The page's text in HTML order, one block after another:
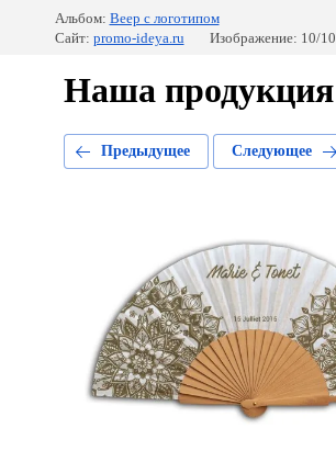
Альбом: Веер с логотипом
Сайт: promo-ideya.ru Изображение: 10/10
Наша продукция
Предыдущее Следующее